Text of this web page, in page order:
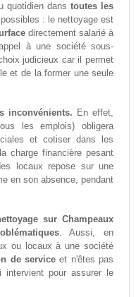
quotidien dans toutes les
: le nettoyage est
directement salarié à
à une société sous-
judicieux car il permet
et de la former une seule
inconvénients. En effet,
les emplois) obligera
et cotiser dans les
charge financière pesant
locaux repose sur une
en son absence, pendant
sur Champeaux
. Aussi, en
ou locaux à une société
de service et n'êtes pas
intervient pour assurer le